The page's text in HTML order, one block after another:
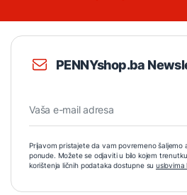
PENNYshop.ba
Prijavom pristajete da vam povremeno šaljemo
ponude. Možete se odjaviti u bilo kojem
korištenja ličnih podataka dostupne su uslovima